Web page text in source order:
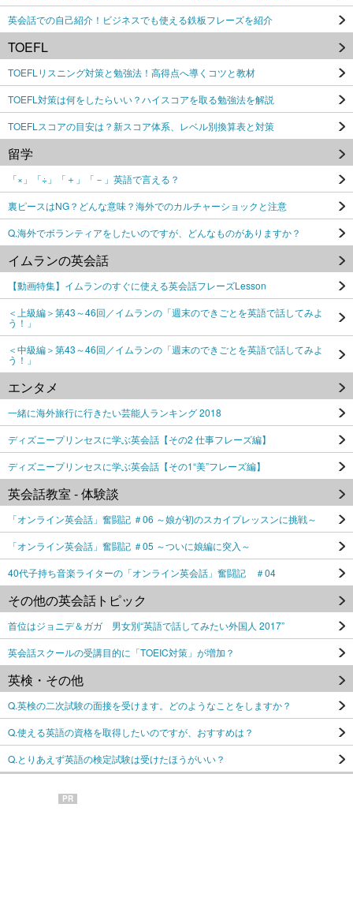
英会話での自己紹介！ビジネスでも使える鉄板フレーズを紹介
TOEFL
TOEFLリスニング対策と勉強法！高得点へ導くコツと教材
TOEFL対策は何をしたらいい？ハイスコアを取る勉強法を解説
TOEFLスコアの目安は？新スコア体系、レベル別換算表と対策
留学
「×」「÷」「＋」「－」英語で言える？
裏ピースはNG？どんな意味？海外でのカルチャーショックと注意
Q.海外でボランティアをしたいのですが、どんなものがありますか？
イムランの英会話
【動画特集】イムランのすぐに使える英会話フレーズLesson
＜上級編＞第43～46回／イムランの「週末のできごとを英語で話してみよ
う！」
＜中級編＞第43～46回／イムランの「週末のできごとを英語で話してみよ
う！」
エンタメ
一緒に海外旅行に行きたい芸能人ランキング 2018
ディズニープリンセスに学ぶ英会話【その2 仕事フレーズ編】
ディズニープリンセスに学ぶ英会話【その1“美”フレーズ編】
英会話教室 - 体験談
「オンライン英会話」奮闘記 ＃06 ～娘が初のスカイプレッスンに挑戦～
「オンライン英会話」奮闘記 ＃05 ～ついに娘編に突入～
40代子持ち音楽ライターの「オンライン英会話」奮闘記 ＃04
その他の英会話トピック
首位はジョニデ＆ガガ 男女別“英語で話してみたい外国人 2017”
英会話スクールの受講目的に「TOEIC対策」が増加？
英検・その他
Q.英検の二次試験の面接を受けます。どのようなことをしますか？
Q.使える英語の資格を取得したいのですが、おすすめは？
Q.とりあえず英語の検定試験は受けたほうがいい？
PR